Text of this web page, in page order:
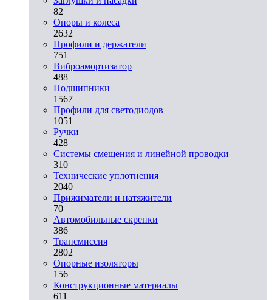
82
Опоры и колеса
2632
Профили и держатели
751
Виброамортизатор
488
Подшипники
1567
Профили для светодиодов
1051
Ручки
428
Системы смещения и линейной проводки
310
Технические уплотнения
2040
Прижиматели и натяжители
70
Автомобильные скрепки
386
Трансмиссия
2802
Опорные изоляторы
156
Конструкционные материалы
611